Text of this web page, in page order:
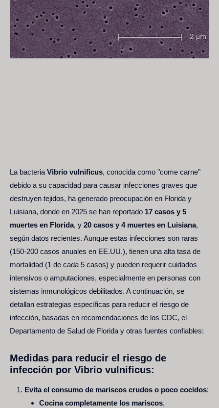
La bacteria Vibrio vulnificus, conocida como "come carne"
debido a su capacidad para causar infecciones graves que
destruyen tejidos, ha generado preocupación en Florida y
Luisiana, donde en 2025 se han reportado 17 casos y 5
muertes en Florida, y 20 casos y 4 muertes en Luisiana,
según datos recientes. Aunque estas infecciones son raras
(150-200 casos anuales en EE.UU.), tienen una alta tasa de
mortalidad (1 de cada 5 casos) y pueden requerir cuidados
intensivos o amputaciones, especialmente en personas con
sistemas inmunológicos debilitados. A continuación, se
detallan estrategias específicas para reducir el riesgo de
infección, basadas en recomendaciones de los CDC, el
Departamento de Salud de Florida y otras fuentes confiables:
Medidas para reducir el riesgo de
infección por Vibrio vulnificus:
Evita el consumo de mariscos crudos o poco cocidos:
Cocina completamente los mariscos,